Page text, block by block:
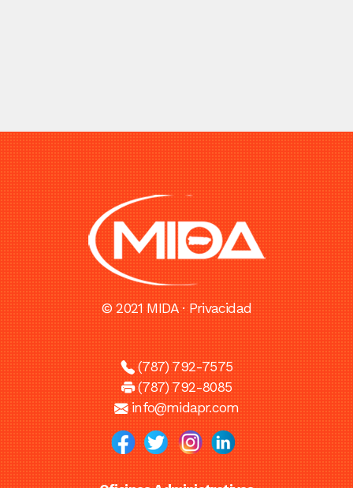
© 2021 MIDA ·Privacidad
(787) 792-7575
(787) 792-8085
info@midapr.com